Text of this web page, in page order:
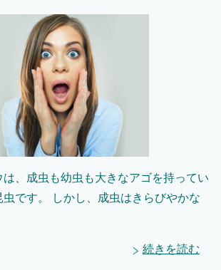
、成虫も幼虫も大きなアゴを持ってい
です。 しかし、成虫はきらびやかな
続きを読む